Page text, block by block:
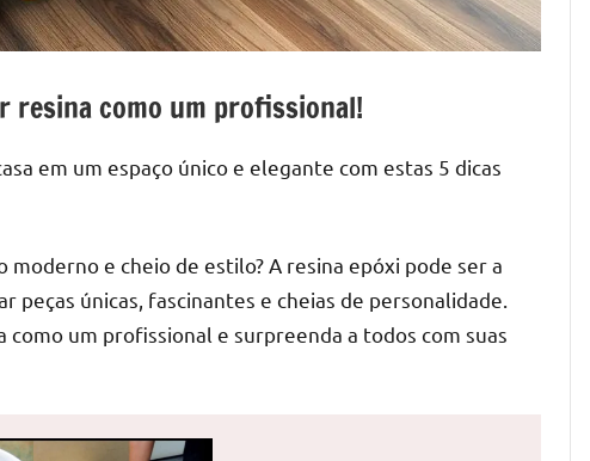
resina como um profissional!
em um espaço único e elegante com estas 5 dicas
e cheio de estilo? A resina epóxi pode ser a
únicas, fascinantes e cheias de personalidade.
como um profissional e surpreenda a todos com suas